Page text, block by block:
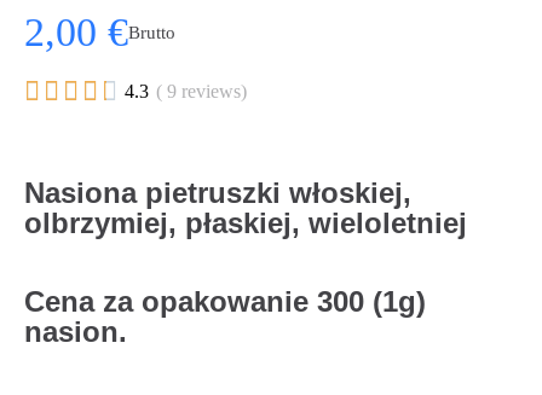
2,00 €Brutto
     4.3 ( 9 reviews)
Nasiona pietruszki włoskiej,
olbrzymiej, płaskiej, wieloletniej
Cena za opakowanie 300 (1g)
nasion.